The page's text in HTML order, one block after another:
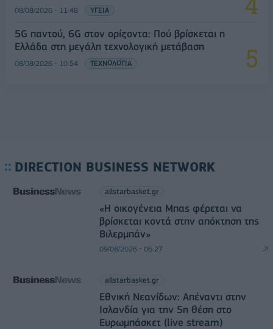
08/08/2026 - 11:48 ΥΓΕΙΑ
5G παντού, 6G στον ορίζοντα: Πού βρίσκεται η
Ελλάδα στη μεγάλη τεχνολογική μετάβαση
08/08/2026 - 10:54 ΤΕΧΝΟΛΟΓΙΑ
DIRECTION BUSINESS NETWORK
allstarbasket.gr
«Η οικογένεια Μπας φέρεται να
βρίσκεται κοντά στην απόκτηση της
Βιλερμπάν»
09/08/2026 - 06:27
allstarbasket.gr
Εθνική Νεανίδων: Απέναντι στην
Ισλανδία για την 5η θέση στο
Ευρωμπάσκετ (live stream)